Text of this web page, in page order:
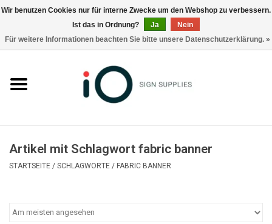
Marken
Artikel mit Schlagwort fabric banner
STARTSEITE / SCHLAGWORTE / FABRIC BANNER
Wir benutzen Cookies nur für interne Zwecke um den Webshop zu verbessern.
Ist das in Ordnung?
Ja
Nein
Für weitere Informationen beachten Sie bitte unsere Datenschutzerklärung. »